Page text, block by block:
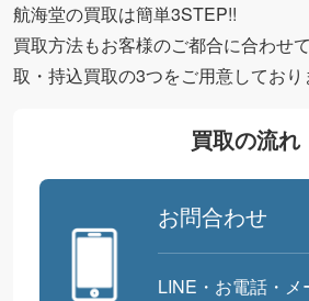
航海堂の買取は簡単3STEP!!
買取方法もお客様のご都合に合わせ
取・持込買取の3つをご用意しており
買取の流れ
お問合わせ
LINE・お電話・